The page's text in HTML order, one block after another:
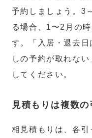
予約しましょう。3
る場合、1〜2月の
す。「入居・退去
しの予約が取れな
してください。
見積もりは複数
相見積もりは、各引